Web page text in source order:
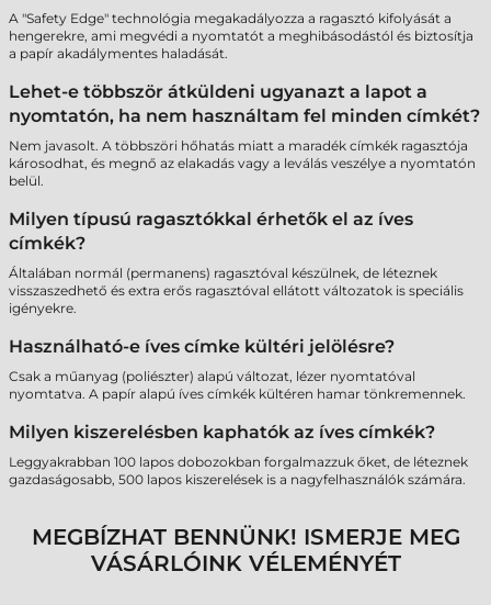
A "Safety Edge" technológia megakadályozza a ragasztó kifolyását a
hengerekre, ami megvédi a nyomtatót a meghibásodástól és biztosítja
a papír akadálymentes haladását.
Lehet-e többször átküldeni ugyanazt a lapot a
nyomtatón, ha nem használtam fel minden címkét?
Nem javasolt. A többszöri hőhatás miatt a maradék címkék ragasztója
károsodhat, és megnő az elakadás vagy a leválás veszélye a nyomtatón
belül.
Milyen típusú ragasztókkal érhetők el az íves
címkék?
Általában normál (permanens) ragasztóval készülnek, de léteznek
visszaszedhető és extra erős ragasztóval ellátott változatok is speciális
igényekre.
Használható-e íves címke kültéri jelölésre?
Csak a műanyag (poliészter) alapú változat, lézer nyomtatóval
nyomtatva. A papír alapú íves címkék kültéren hamar tönkremennek.
Milyen kiszerelésben kaphatók az íves címkék?
Leggyakrabban 100 lapos dobozokban forgalmazzuk őket, de léteznek
gazdaságosabb, 500 lapos kiszerelések is a nagyfelhasználók számára.
MEGBÍZHAT BENNÜNK! ISMERJE MEG
VÁSÁRLÓINK VÉLEMÉNYÉT